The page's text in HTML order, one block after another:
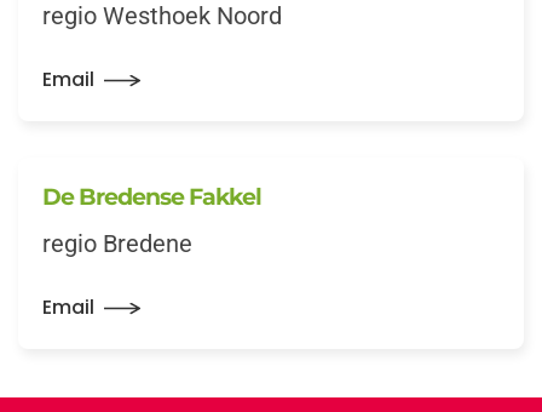
regio Westhoek Noord
Email
De Bredense Fakkel
regio Bredene
Email